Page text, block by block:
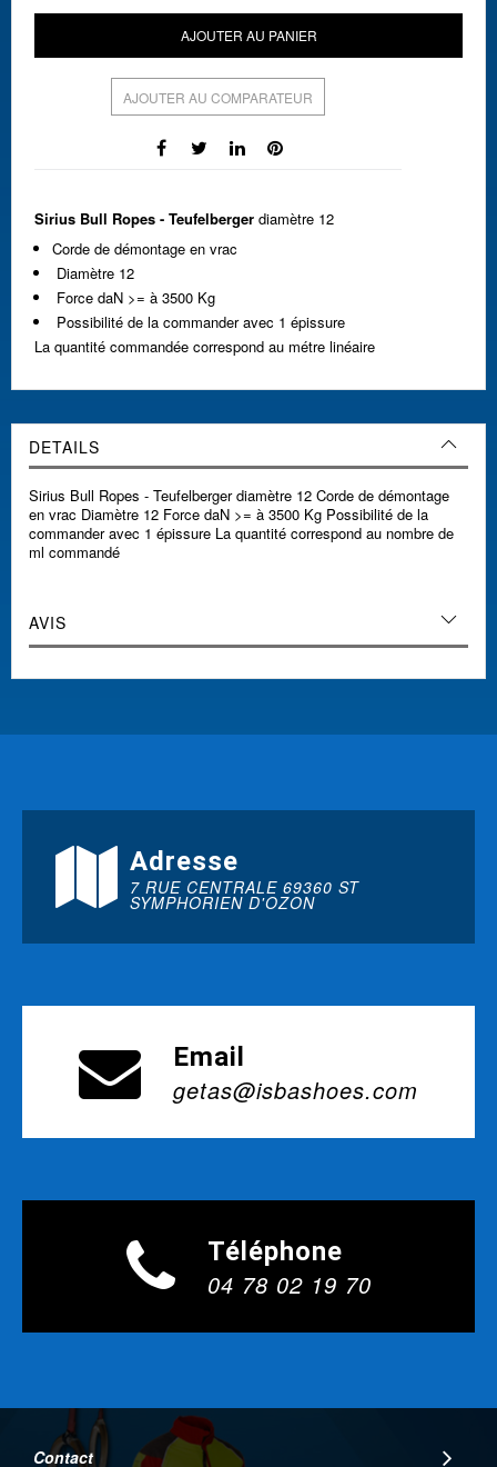
AJOUTER AU PANIER
AJOUTER AU COMPARATEUR
Sirius Bull Ropes - Teufelberger diamètre 12
Corde de démontage en vrac
Diamètre 12
Force daN >= à 3500 Kg
Possibilité de la commander avec 1 épissure
La quantité commandée correspond au métre linéaire
DETAILS
Sirius Bull Ropes - Teufelberger diamètre 12 Corde de démontage
en vrac Diamètre 12 Force daN >= à 3500 Kg Possibilité de la
commander avec 1 épissure La quantité correspond au nombre de
ml commandé
AVIS
Adresse
7 RUE CENTRALE 69360 ST
SYMPHORIEN D'OZON
Email
getas@isbashoes.com
Téléphone
04 78 02 19 70
Contact